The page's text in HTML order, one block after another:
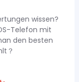
wissen?
Telefon mit
den besten
？